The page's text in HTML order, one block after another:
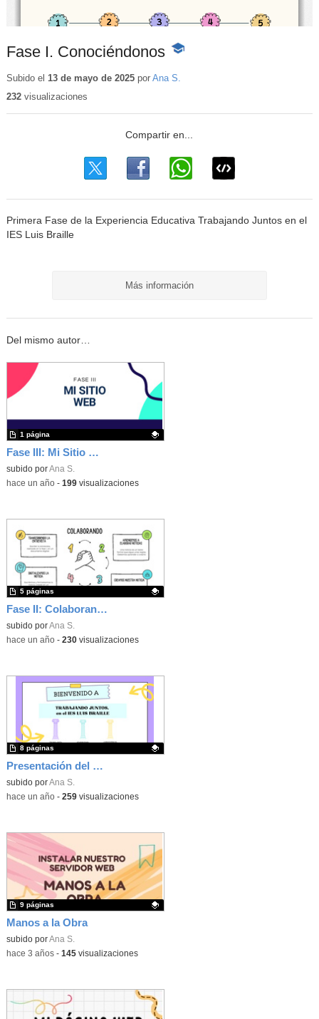
Fase I. Conociéndonos -
educativo
Subido el 13 de mayo de 2025por Ana S.
232visualizaciones
Primera Fase de la Experiencia Educativa Trabajando Juntos en el
IES Luis Braille
Más información
Del mismo autor…
Fase III: Mi Sitio Web
Contenido educativo.
subido porAna S.
1 página
-hace un año- 199visualizaciones
Fase II: Colaborando
Contenido educativo.
subido porAna S.
5 páginas
-hace un año- 230visualizaciones
Presentación del Proyecto: Trabajando Juntos en el IES Luis Braille
Contenido educativo.
subido porAna S.
8 páginas
-hace un año- 259visualizaciones
Manos a la Obra
Contenido educativo.
subido porAna S.
9 páginas
-hace 3 años- 145visualizaciones